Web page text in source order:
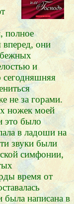
полное
они
и
сегодняшняя
не за горами.
ножек моей
это было
в ладоши на
звуки были
симфонии,
время от
написана в